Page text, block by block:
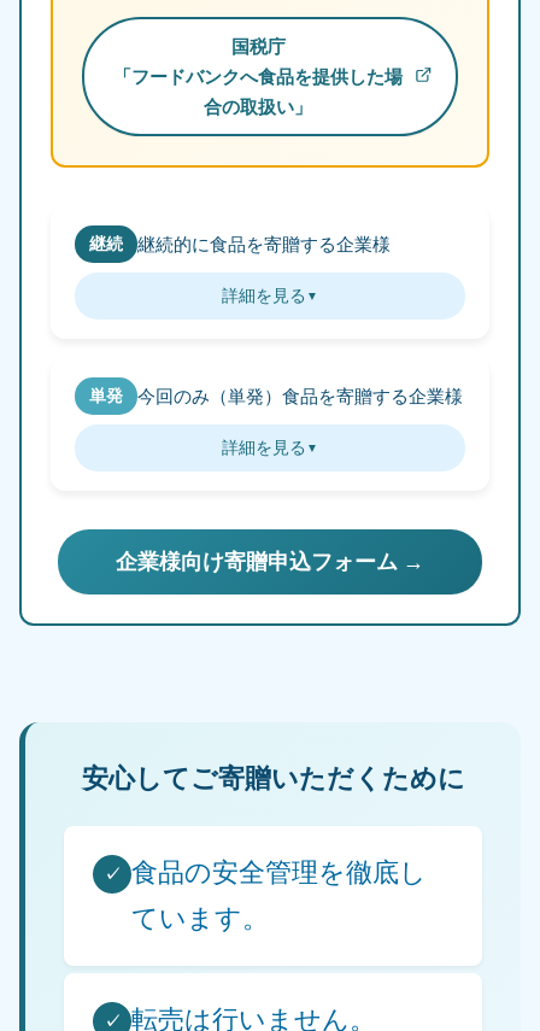
国税庁
「フードバンクへ食品を提供した場
合の取扱い」
継続 継続的に食品を寄贈する企業様
詳細を見る
単発 今回のみ（単発）食品を寄贈する企業様
詳細を見る
企業様向け寄贈申込フォーム
安心してご寄贈いただくために
✓
食品の安全管理を徹底し
ています。
✓ 転売は行いません。